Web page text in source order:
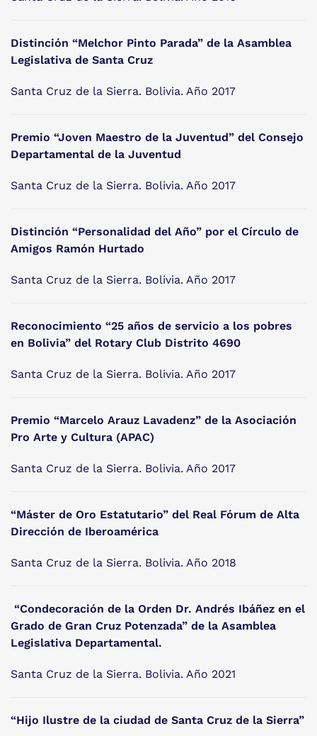
Distinción “Melchor Pinto Parada” de la Asamblea
Legislativa de Santa Cruz
Santa Cruz de la Sierra. Bolivia. Año 2017
Premio “Joven Maestro de la Juventud” del Consejo
Departamental de la Juventud
Santa Cruz de la Sierra. Bolivia. Año 2017
Distinción “Personalidad del Año” por el Círculo de
Amigos Ramón Hurtado
Santa Cruz de la Sierra. Bolivia. Año 2017
Reconocimiento “25 años de servicio a los pobres
en Bolivia” del Rotary Club Distrito 4690
Santa Cruz de la Sierra. Bolivia. Año 2017
Premio “Marcelo Arauz Lavadenz” de la Asociación
Pro Arte y Cultura (APAC)
Santa Cruz de la Sierra. Bolivia. Año 2017
“Máster de Oro Estatutario” del Real Fórum de Alta
Dirección de Iberoamérica
Santa Cruz de la Sierra. Bolivia. Año 2018
“Condecoración de la Orden Dr. Andrés Ibáñez en el
Grado de Gran Cruz Potenzada” de la Asamblea
Legislativa Departamental.
Santa Cruz de la Sierra. Bolivia. Año 2021
“Hijo Ilustre de la ciudad de Santa Cruz de la Sierra”